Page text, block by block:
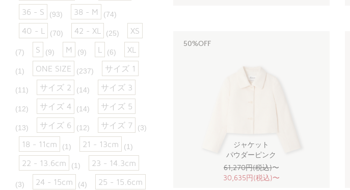
36 - S (93) 38 - M (74)
40 - L (70) 42 - XL (25) XS
(7) S (9) M (9) L (6) XL
(1) ONE SIZE (237) サイズ 1
(11) サイズ 2 (14) サイズ 3
(12) サイズ 4 (14) サイズ 5
(13) サイズ 6 (12) サイズ 7 (3)
18 - 11cm (1) 21 - 13cm (1)
22 - 13.6cm (1) 23 - 14.3cm
(3) 24 - 15cm (4) 25 - 15.6cm
50%OFF
ジャケット
パウダーピンク
61,270円(税込)〜
30,635円(税込)〜